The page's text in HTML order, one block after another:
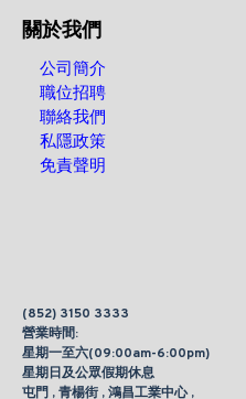
關於我們
公司簡介
職位招聘
聯絡我們
私隱政策
免責聲明
(852) 3150 3333
營業時間:
星期一至六(09:00am-6:00pm)
星期日及公眾假期休息
屯門 , 青楊街 , 鴻昌工業中心 ,